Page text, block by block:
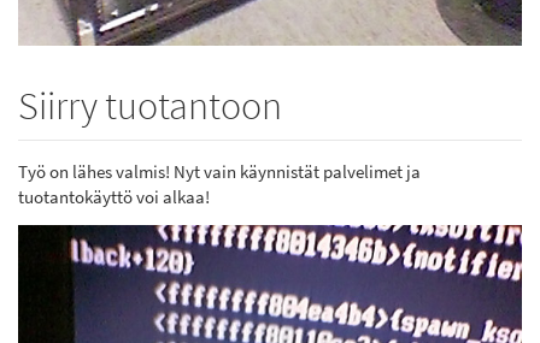
Siirry tuotantoon
Työ on lähes valmis! Nyt vain käynnistät palvelimet ja
tuotantokäyttö voi alkaa!